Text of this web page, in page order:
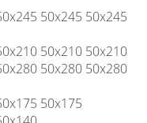
50x245 50x245
50x210 50x210
50x280 50x280
50x175